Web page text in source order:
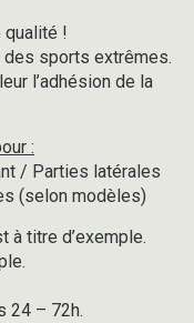
qualité !
des sports extrêmes.
l’adhésion de la
:
/ Parties latérales
(selon modèles)
à titre d’exemple.
24 – 72h.